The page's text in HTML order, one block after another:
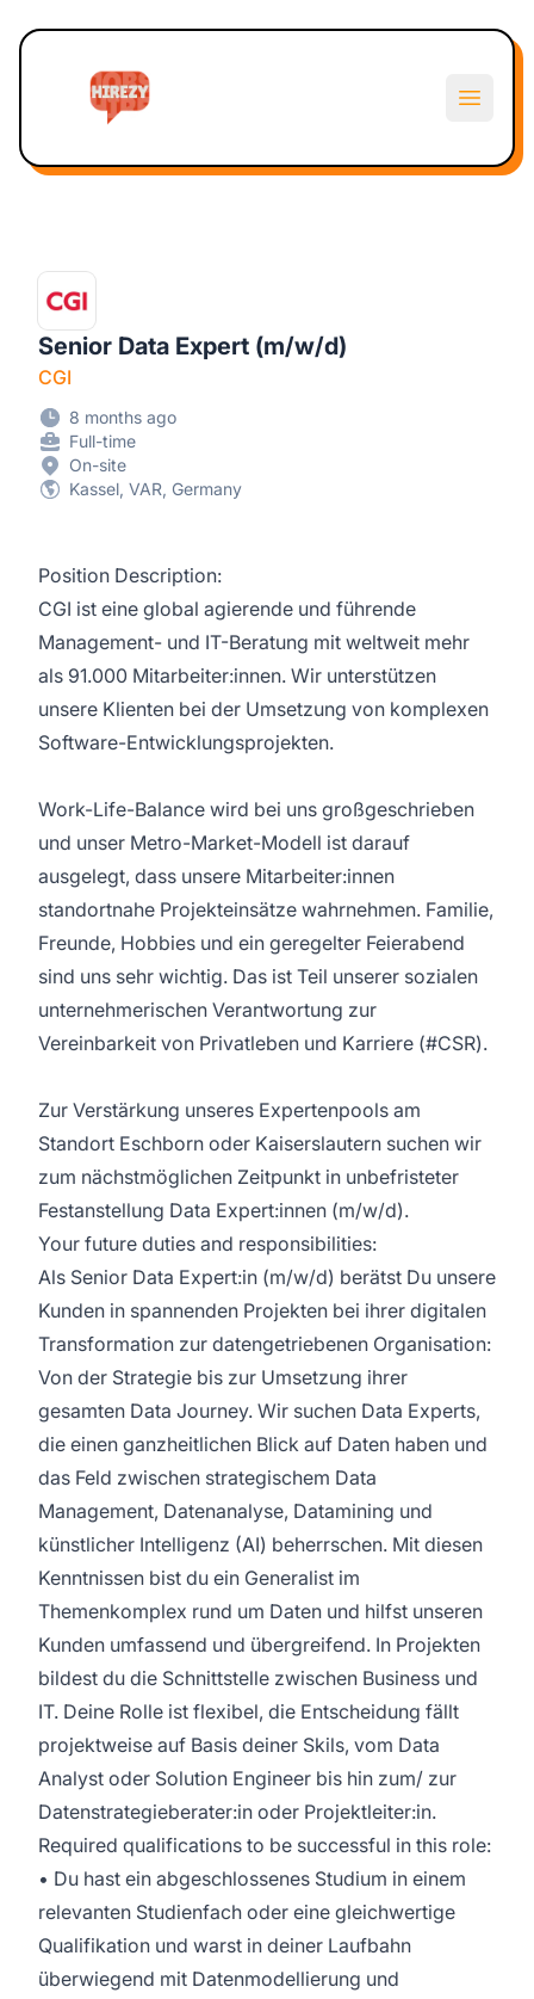
Open
Senior Data Expert (m/w/d)
CGI
8 months ago
Full-time
On-site
Kassel, VAR, Germany
Position Description:
CGI ist eine global agierende und führende
Management- und IT-Beratung mit weltweit mehr
als 91.000 Mitarbeiter:innen. Wir unterstützen
unsere Klienten bei der Umsetzung von komplexen
Software-Entwicklungsprojekten.
Work-Life-Balance wird bei uns großgeschrieben
und unser Metro-Market-Modell ist darauf
ausgelegt, dass unsere Mitarbeiter:innen
standortnahe Projekteinsätze wahrnehmen. Familie,
Freunde, Hobbies und ein geregelter Feierabend
sind uns sehr wichtig. Das ist Teil unserer sozialen
unternehmerischen Verantwortung zur
Vereinbarkeit von Privatleben und Karriere (#CSR).
Zur Verstärkung unseres Expertenpools am
Standort Eschborn oder Kaiserslautern suchen wir
zum nächstmöglichen Zeitpunkt in unbefristeter
Festanstellung Data Expert:innen (m/w/d).
Your future duties and responsibilities:
Als Senior Data Expert:in (m/w/d) berätst Du unsere
Kunden in spannenden Projekten bei ihrer digitalen
Transformation zur datengetriebenen Organisation:
Von der Strategie bis zur Umsetzung ihrer
gesamten Data Journey. Wir suchen Data Experts,
die einen ganzheitlichen Blick auf Daten haben und
das Feld zwischen strategischem Data
Management, Datenanalyse, Datamining und
künstlicher Intelligenz (AI) beherrschen. Mit diesen
Kenntnissen bist du ein Generalist im
Themenkomplex rund um Daten und hilfst unseren
Kunden umfassend und übergreifend. In Projekten
bildest du die Schnittstelle zwischen Business und
IT. Deine Rolle ist flexibel, die Entscheidung fällt
projektweise auf Basis deiner Skils, vom Data
Analyst oder Solution Engineer bis hin zum/ zur
Datenstrategieberater:in oder Projektleiter:in.
Required qualifications to be successful in this role:
• Du hast ein abgeschlossenes Studium in einem
relevanten Studienfach oder eine gleichwertige
Qualifikation und warst in deiner Laufbahn
überwiegend mit Datenmodellierung und